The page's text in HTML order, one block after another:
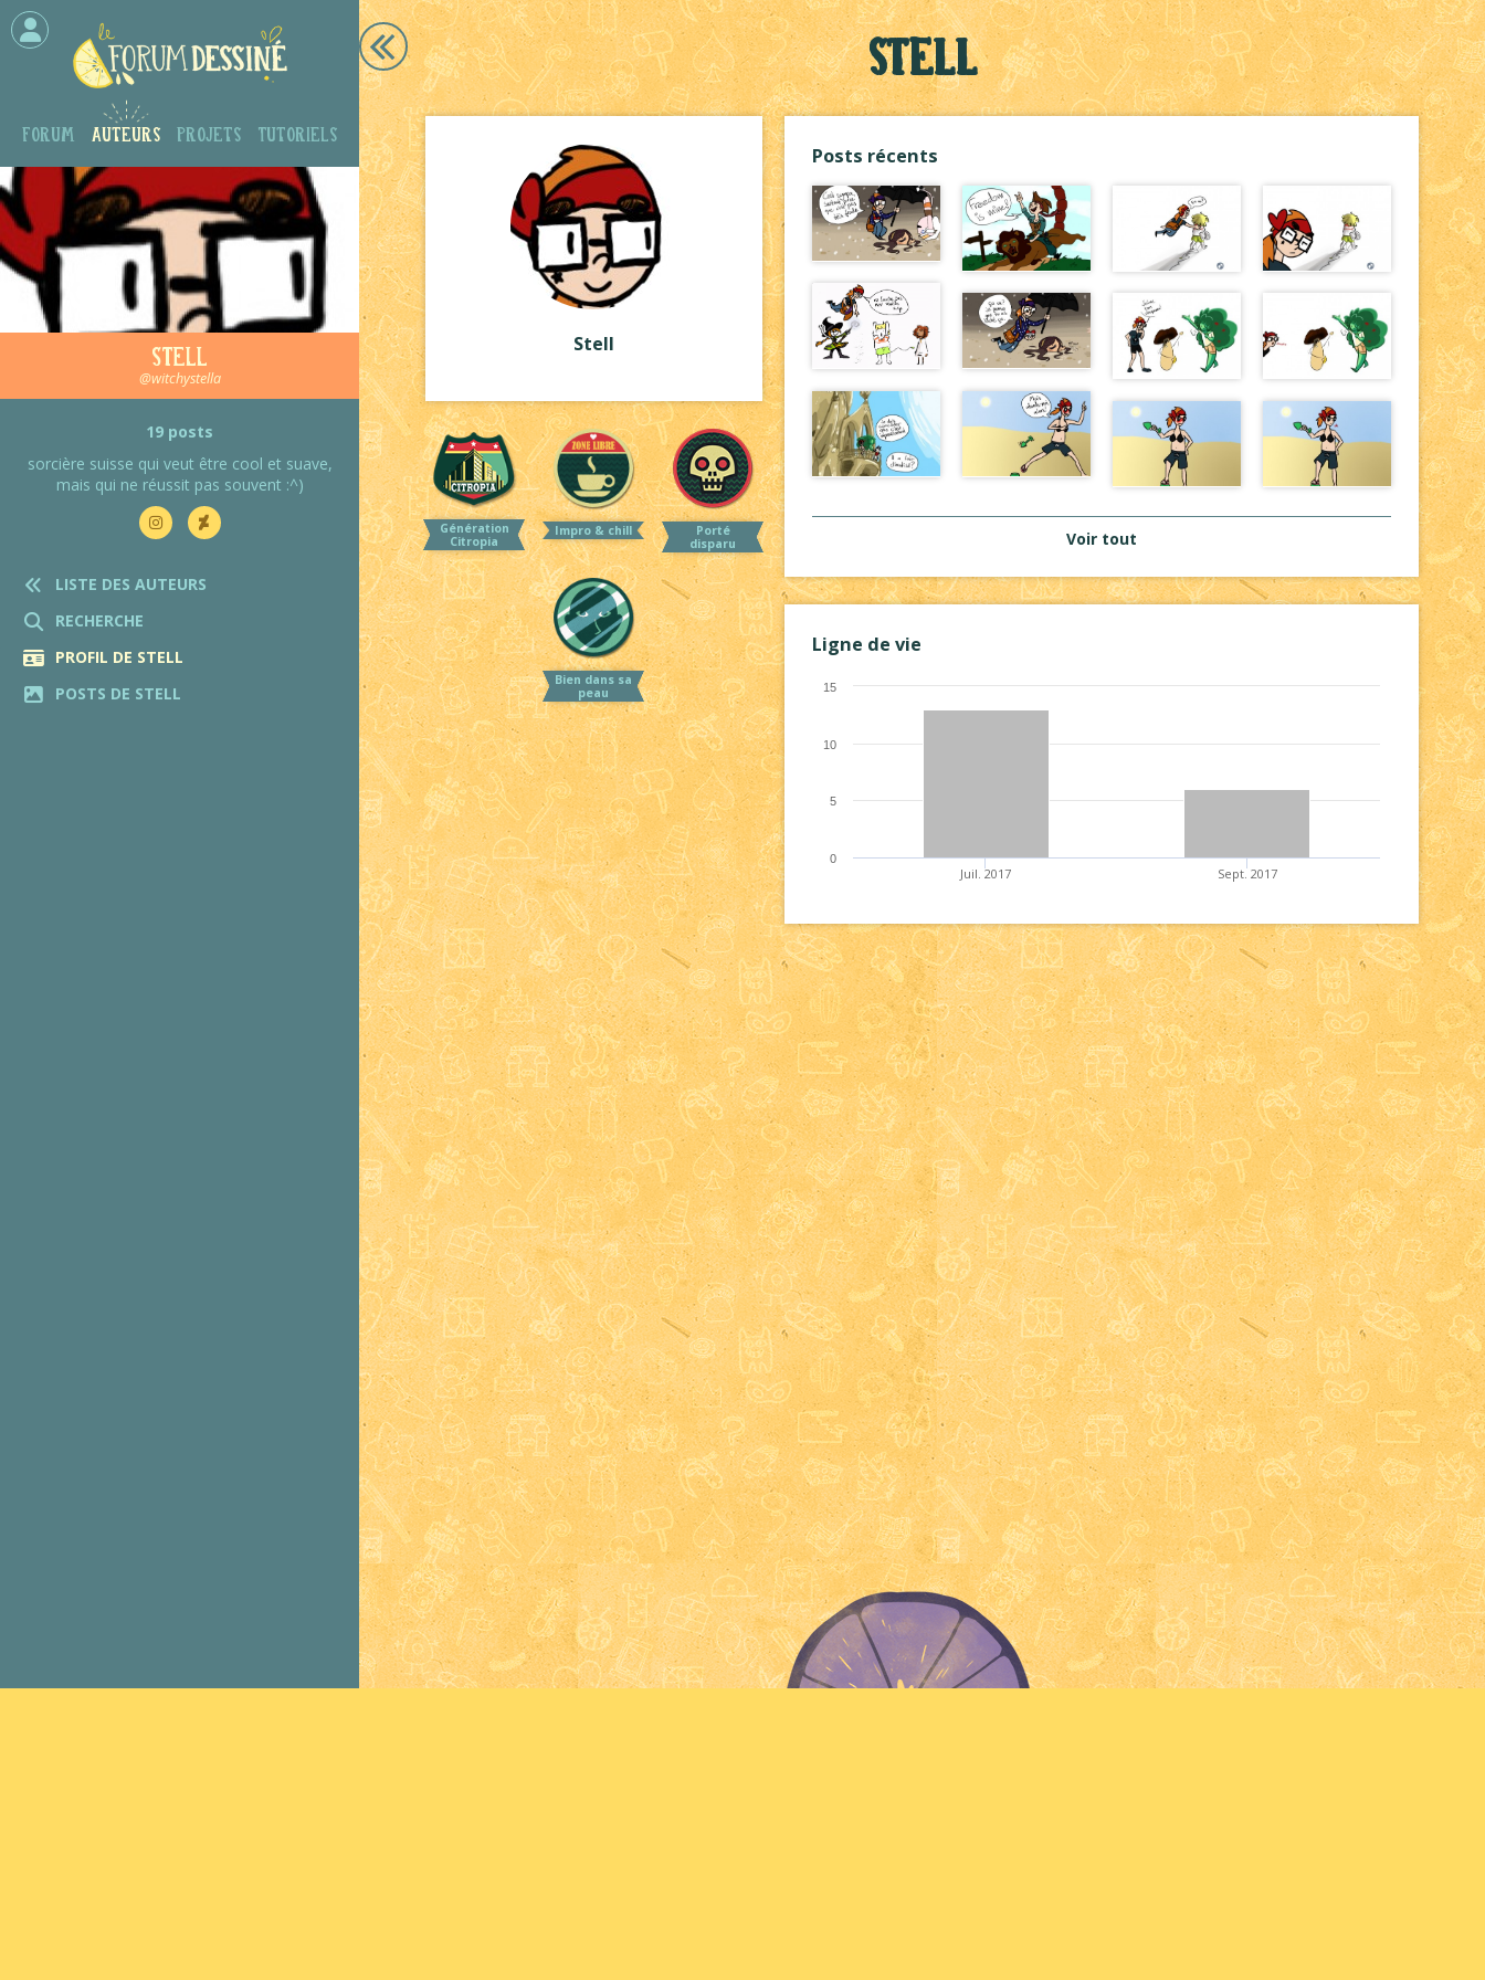
Forum Auteurs Projets Tutoriels
Stell
@witchystella
19 posts
sorcière suisse qui veut être cool et suave,
mais qui ne réussit pas souvent :^)
LISTE DES AUTEURS
RECHERCHE
PROFIL DE STELL
POSTS DE STELL
Stell
Stell
Génération
Citropia
Impro & chill
Porté
disparu
Bien dans sa
peau
Posts récents
Voir tout
Ligne de vie
Juil. 2017 Sept. 2017
0
5
10
15